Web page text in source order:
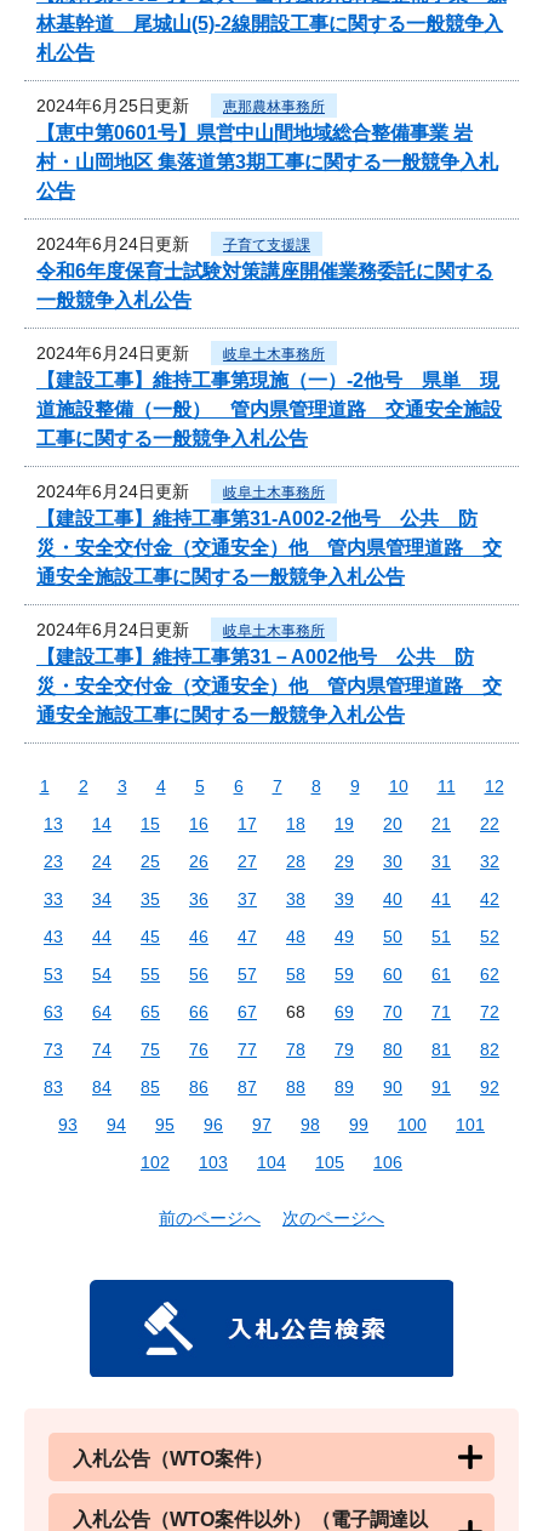
林基幹道 尾城山(5)-2線開設工事に関する一般競争入
札公告
2024年6月25日更新 恵那農林事務所
【恵中第0601号】県営中山間地域総合整備事業 岩
村・山岡地区 集落道第3期工事に関する一般競争入札
公告
2024年6月24日更新 子育て支援課
令和6年度保育士試験対策講座開催業務委託に関する
一般競争入札公告
2024年6月24日更新 岐阜土木事務所
【建設工事】維持工事第現施（一）-2他号 県単 現
道施設整備（一般） 管内県管理道路 交通安全施設
工事に関する一般競争入札公告
2024年6月24日更新 岐阜土木事務所
【建設工事】維持工事第31-A002-2他号 公共 防
災・安全交付金（交通安全）他 管内県管理道路 交
通安全施設工事に関する一般競争入札公告
2024年6月24日更新 岐阜土木事務所
【建設工事】維持工事第31－A002他号 公共 防
災・安全交付金（交通安全）他 管内県管理道路 交
通安全施設工事に関する一般競争入札公告
1 2 3 4 5 6 7 8 9 10 11
12
13
14 15 16 17 18 19 20 21
22
23
24 25 26 27 28 29 30 31
32
33
34 35 36 37 38 39 40 41
42
43
44 45 46 47 48 49 50 51
52
53
54 55 56 57 58 59 60 61
62
63
64 65 66 67 68 69 70 71
72
73
74 75 76 77 78 79 80 81
82
83
84 85 86 87 88 89 90 91
92
93
94 95 96 97 98 99 100
101
102
103 104 105 106
前のページへ 次のページへ
入札公告（WTO案件）
入札公告（WTO案件以外）（電子調達以